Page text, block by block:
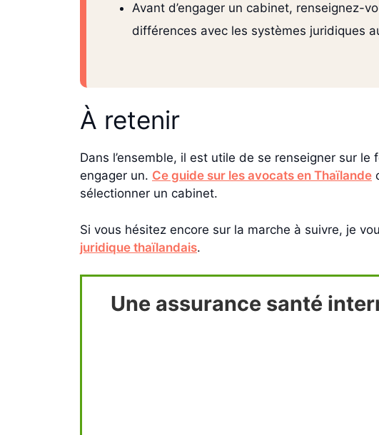
Avant d’engager un cabinet, renseignez-
différences avec les systèmes juridiques
À retenir
Dans l’ensemble, il est utile de se renseigner sur
engager un. Ce guide sur les avocats en Thaïlande
sélectionner un cabinet.
Si vous hésitez encore sur la marche à suivre, je
juridique thaïlandais.
Une assurance santé